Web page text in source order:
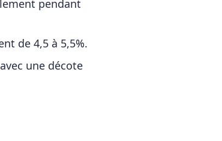
pendant
de 4,5 à 5,5%.
une décote